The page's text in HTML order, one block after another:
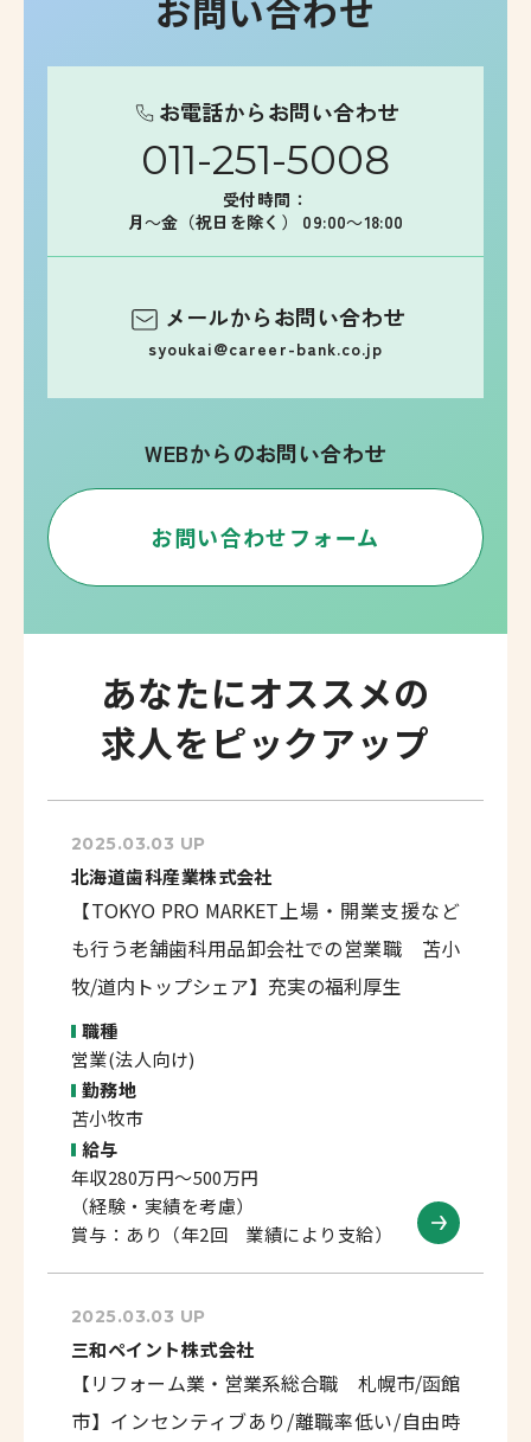
お問い合わせ
お電話からお問い合わせ
011-251-5008
受付時間：
月～金（祝日を除く） 09:00～18:00
メールからお問い合わせ
syoukai@career-bank.co.jp
WEBからのお問い合わせ
お問い合わせフォーム
あなたにオススメの
求人をピックアップ
2025.03.03 UP
北海道歯科産業株式会社
【TOKYO PRO MARKET上場・開業支援など
も行う老舗歯科用品卸会社での営業職 苫小
牧/道内トップシェア】充実の福利厚生
職種
営業(法人向け)
勤務地
苫小牧市
給与
年収280万円～500万円
（経験・実績を考慮）
賞与：あり（年2回 業績により支給）
2025.03.03 UP
三和ペイント株式会社
【リフォーム業・営業系総合職 札幌市/函館
市】インセンティブあり/離職率低い/自由時